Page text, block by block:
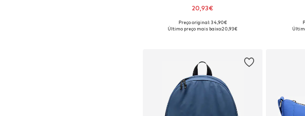
20,93€
Tamanhos disponíveis: One Size
Preço original: 34,90€
Último preço mais baixo:20,93€